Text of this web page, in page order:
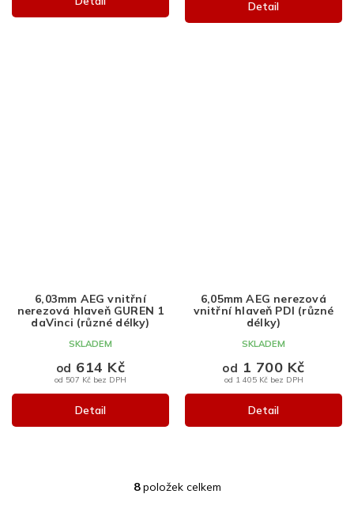
Detail
6,03mm AEG vnitřní
nerezová hlaveň GUREN 1
daVinci (různé délky)
SKLADEM
od 507 Kč bez DPH
od 614 Kč
Detail
6,05mm AEG nerezová
vnitřní hlaveň PDI (různé
délky)
SKLADEM
od 1 405 Kč bez DPH
od 1 700 Kč
Detail
O
8položek celkem